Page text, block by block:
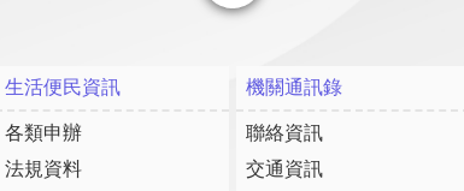
關閉
生活便民資訊
各類申辦
法規資料
機關通訊錄
聯絡資訊
交通資訊